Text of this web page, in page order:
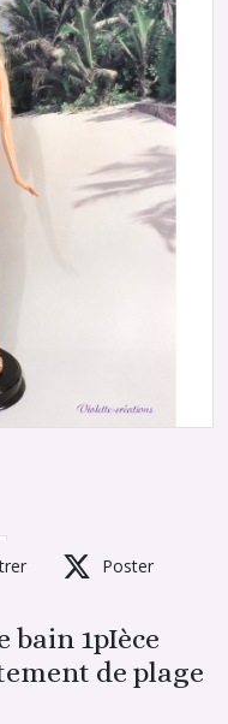
Poster
bain 1pIèce
de plage